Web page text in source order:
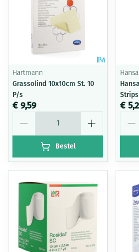
Hartmann
Grassolind 10x10cm St. 10
P/s
€ 9,59
Bestel
€